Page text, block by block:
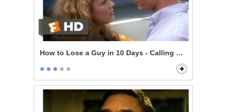
How to Lose a Guy in 10 Days - Calling Her Bluff